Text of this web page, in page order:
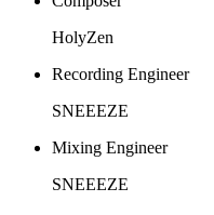
HolyZen
Recording Engineer
SNEEEZE
Mixing Engineer
SNEEEZE